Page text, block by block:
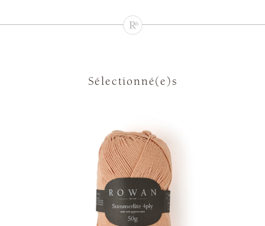
Sélectionné(e)s